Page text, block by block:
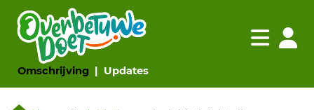
Omschrijving(huidige pagina)
Updates(huidige pagina)
Navigatie